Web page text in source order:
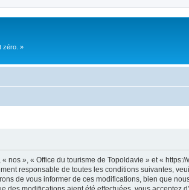
zéro. »
nos », « Office du tourisme de Topoldavie » et «
responsable de toutes les conditions suivantes,
de vous informer de ces modifications, bien que